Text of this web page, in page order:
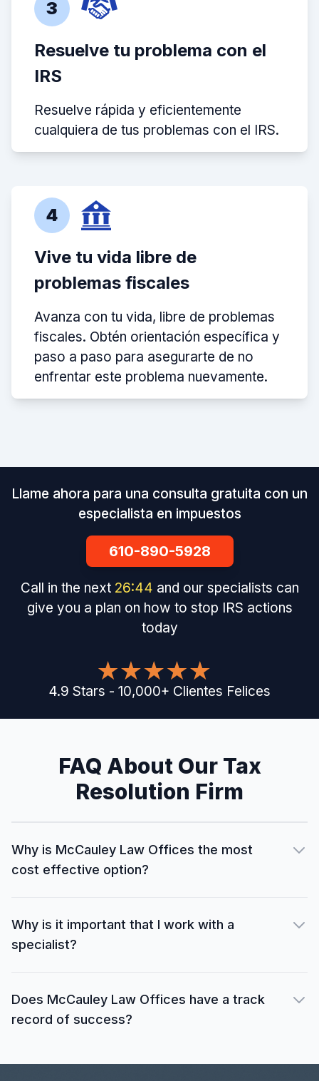
3
Resuelve tu problema con el
IRS
Resuelve rápida y eficientemente
cualquiera de tus problemas con el IRS.
4
Vive tu vida libre de
problemas fiscales
Avanza con tu vida, libre de problemas
fiscales. Obtén orientación específica y
paso a paso para asegurarte de no
enfrentar este problema nuevamente.
Llame ahora para una consulta gratuita con un
especialista en impuestos
610-890-5928
Call in the next 26:43 and our specialists can
give you a plan on how to stop IRS actions
today
4.9 Stars - 10,000+ Clientes Felices
FAQ About Our Tax
Resolution Firm
Why is McCauley Law Offices the most
cost effective option?
Why is it important that I work with a
specialist?
Does McCauley Law Offices have a track
record of success?